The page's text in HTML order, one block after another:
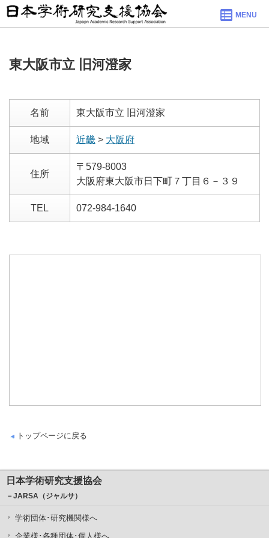
MENU
東大阪市立 旧河澄家
名前 東大阪市立 旧河澄家
地域 近畿 > 大阪府
住所
〒579-8003
大阪府東大阪市日下町７丁目６－３９
TEL 072-984-1640
トップページに戻る
日本学術研究支援協会
－JARSA（ジャルサ）
学術団体･研究機関様へ
企業様･各種団体･個人様へ